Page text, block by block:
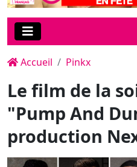
Le film de la
"Pump And
production